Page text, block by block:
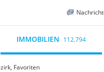
IMMOBILIEN 112.794
Favoriten